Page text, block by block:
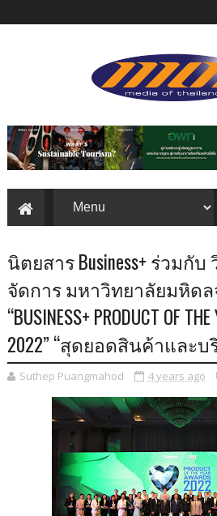
นิตยสาร Business+ ร่วมกั
จัดการ มหาวิทยาลัยมหิด
“BUSINESS+ PRODUCT OF THE
2022” “สุดยอดสินค้าและบ
Suthep Puangmahod 4 years ago